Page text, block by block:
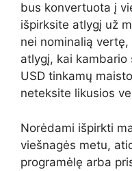
bus konvertuota į
išpirksite atlygį už
nei nominalią
atlygį, kai
USD tinkamų
neteksite likusios
Norėdami išpirkti
viešnagės metu,
programėlę arba